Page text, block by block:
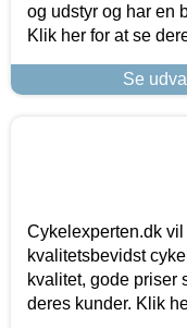
og udstyr og har en
Klik her for at se
Se
Cykelexperten.dk
kvalitetsbevidst
kvalitet, gode priser
deres kunder. Klik